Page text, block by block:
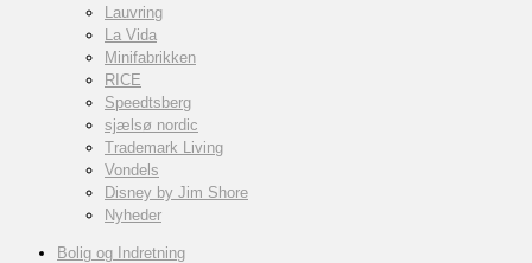
Lauvring
La Vida
Minifabrikken
RICE
Speedtsberg
sjælsø nordic
Trademark Living
Vondels
Disney by Jim Shore
Nyheder
Bolig og Indretning